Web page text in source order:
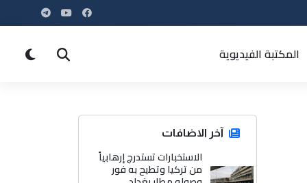
المكتبة الفيديوية
آخر الاضافات
الاستخبارات تستدرج إرهابياً
من تركيا وتطيح به فور